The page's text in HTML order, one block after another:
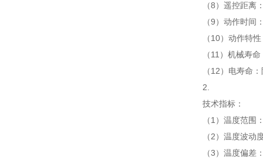
（8）遥控距离
（9）动作时间
（10）动作特
（11）机械寿
（12）电寿命
2.
技术指标：
（1）温度范
（2）温度波动
（3）温度偏差